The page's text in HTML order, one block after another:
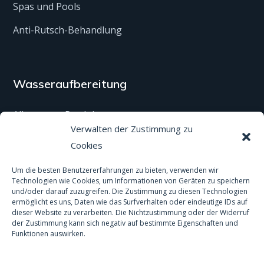
Verwalten der Zustimmung zu
Cookies
Um die besten Benutzererfahrungen zu bieten, verwenden wir
Technologien wie Cookies, um Informationen von Geräten zu speichern
und/oder darauf zuzugreifen. Die Zustimmung zu diesen Technologien
ermöglicht es uns, Daten wie das Surfverhalten oder eindeutige IDs auf
dieser Website zu verarbeiten. Die Nichtzustimmung oder der Widerruf
der Zustimmung kann sich negativ auf bestimmte Eigenschaften und
Funktionen auswirken.
Wasseraufbereitung
Material
Aktivitäten und Dienstleistungen
Regenwasser